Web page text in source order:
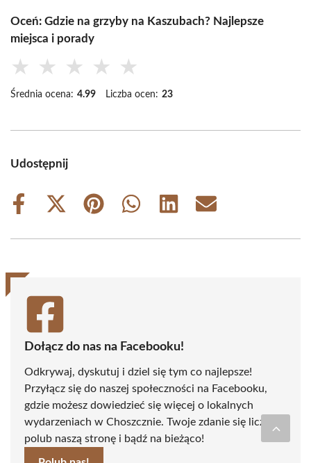
Oceń: Gdzie na grzyby na Kaszubach? Najlepsze
miejsca i porady
★ ★ ★ ★ ★
Średnia ocena: 4.99 Liczba ocen: 23
Udostępnij
Share
Share
(Twitter)
Share
Share
Share
Share
Dołącz do nas na Facebooku!
Odkrywaj, dyskutuj i dziel się tym co najlepsze!
Przyłącz się do naszej społeczności na Facebooku,
gdzie możesz dowiedzieć się więcej o lokalnych
wydarzeniach w Choszcznie. Twoje zdanie się liczy -
polub naszą stronę i bądź na bieżąco!